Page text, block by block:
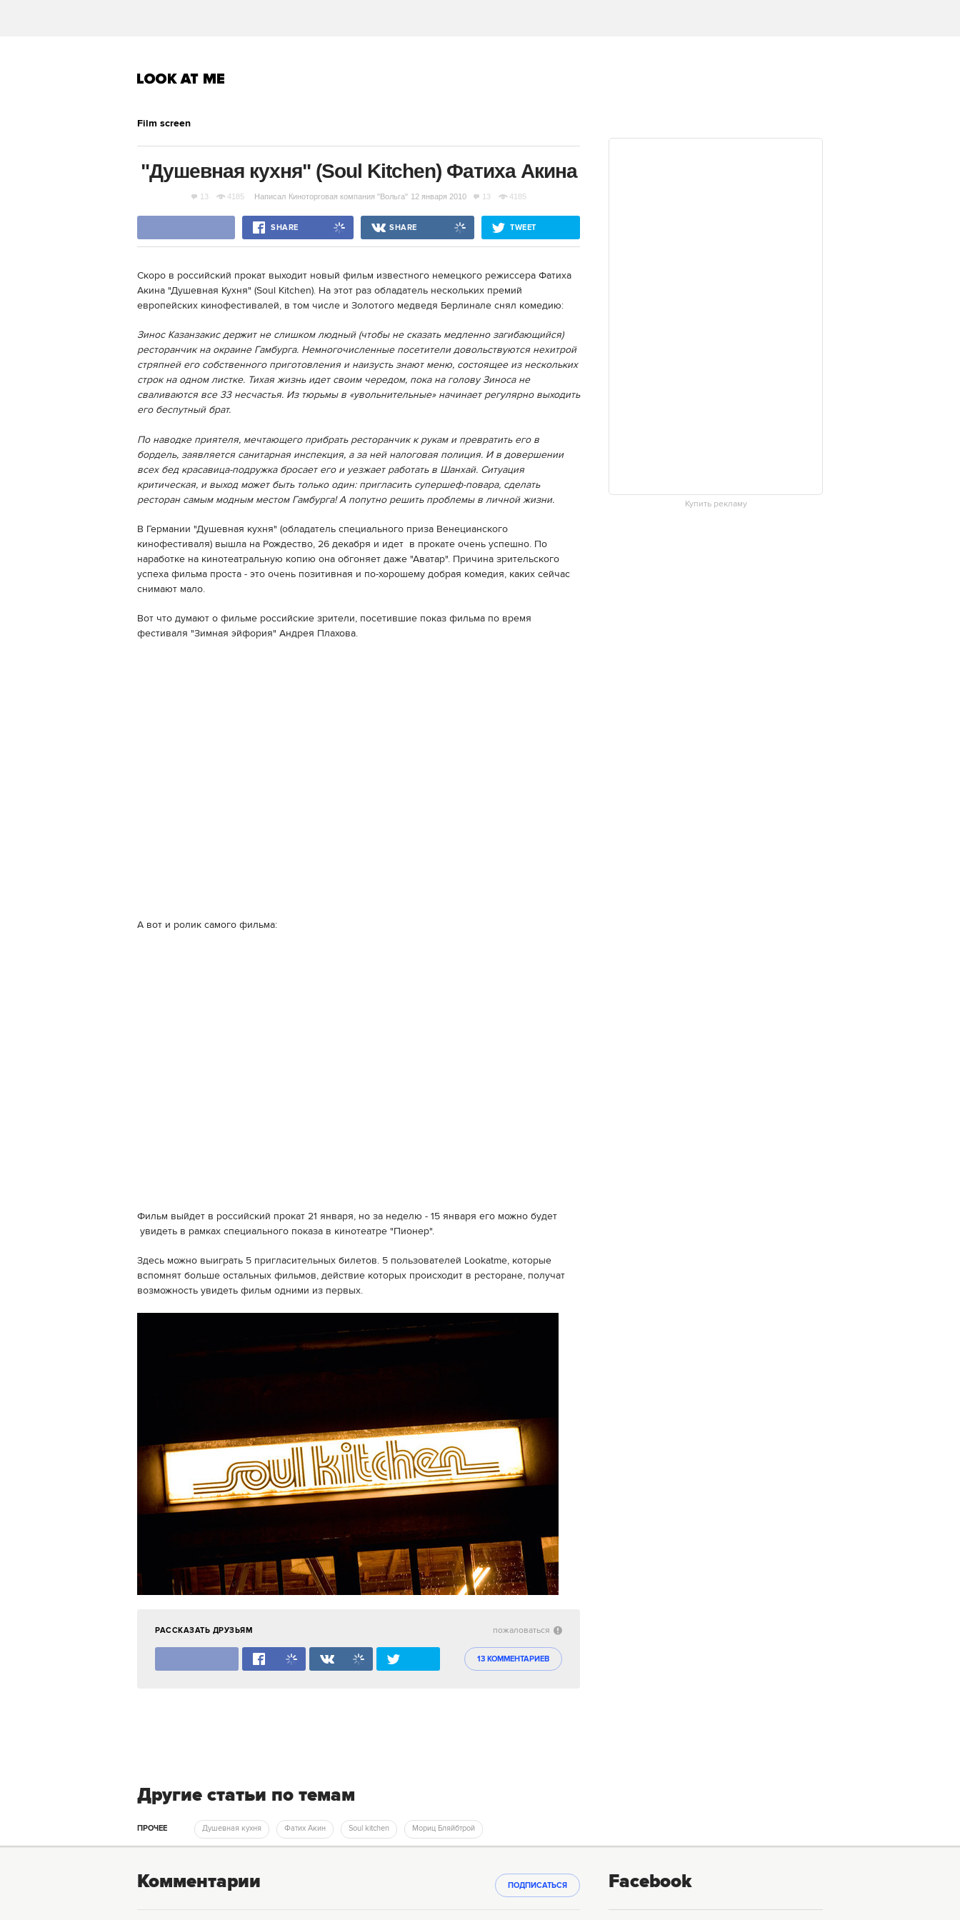
Film screen
"Душевная кухня" (Soul Kitchen) Фатиха Акина
13 4185 Написал Киноторговая компания "Вольга" 12 января 2010 13 4185
SHARE SHARE TWEET
Скоро в российский прокат выходит новый фильм известного немецкого режиссера Фатиха
Акина "Душевная Кухня" (Soul Kitchen). На этот раз обладатель нескольких премий
европейских кинофестивалей, в том числе и Золотого медведя Берлинале снял комедию:
Зинос Казанзакис держит не слишком людный (чтобы не сказать медленно загибающийся)
ресторанчик на окраине Гамбурга. Немногочисленные посетители довольствуются нехитрой
стряпней его собственного приготовления и наизусть знают меню, состоящее из нескольких
строк на одном листке. Тихая жизнь идет своим чередом, пока на голову Зиноса не
сваливаются все 33 несчастья. Из тюрьмы в «увольнительные» начинает регулярно выходить
его беспутный брат.
По наводке приятеля, мечтающего прибрать ресторанчик к рукам и превратить его в
бордель, заявляется санитарная инспекция, а за ней налоговая полиция. И в довершении
всех бед красавица-подружка бросает его и уезжает работать в Шанхай. Ситуация
критическая, и выход может быть только один: пригласить супершеф-повара, сделать
ресторан самым модным местом Гамбурга! А попутно решить проблемы в личной жизни.
В Германии "Душевная кухня" (обладатель специального приза Венецианского
кинофестиваля) вышла на Рождество, 26 декабря и идет в прокате очень успешно. По
наработке на кинотеатральную копию она обгоняет даже "Аватар". Причина зрительского
успеха фильма проста - это очень позитивная и по-хорошему добрая комедия, каких сейчас
снимают мало.
Вот что думают о фильме российские зрители, посетившие показ фильма по время
фестиваля "Зимная эйфория" Андрея Плахова.
А вот и ролик самого фильма:
Фильм выйдет в российский прокат 21 января, но за неделю - 15 января его можно будет
увидеть в рамках специального показа в кинотеатре "Пионер".
Здесь можно выиграть 5 пригласительных билетов. 5 пользователей Lookatme, которые
вспомнят больше остальных фильмов, действие которых происходит в ресторане, получат
возможность увидеть фильм одними из первых.
РАССКАЗАТЬ ДРУЗЬЯМ
13 КОММЕНТАРИЕВ
пожаловаться
Купить рекламу
Другие статьи по темам
ПРОЧЕЕ Душевная кухня Фатих Акин Soul kitchen Мориц Бляйбтрой
Комментарии ПОДПИСАТЬСЯ Facebook